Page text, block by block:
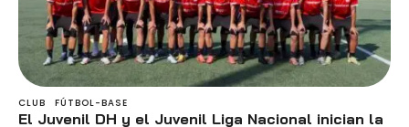
CLUB FÚTBOL-BASE
El Juvenil DH y el Juvenil Liga Nacional inician la